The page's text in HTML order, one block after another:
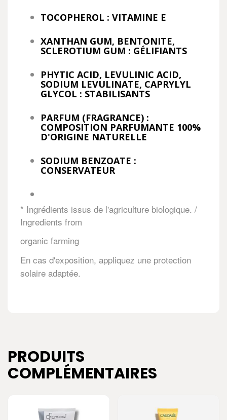
TOCOPHEROL : VITAMINE E
XANTHAN GUM, BENTONITE,
SCLEROTIUM GUM : GÉLIFIANTS
PHYTIC ACID, LEVULINIC ACID,
SODIUM LEVULINATE, CAPRYLYL
GLYCOL : STABILISANTS
PARFUM (FRAGRANCE) :
COMPOSITION PARFUMANTE 100%
D'ORIGINE NATURELLE
SODIUM BENZOATE :
CONSERVATEUR
* Ingrédients issus de l'agriculture biologique. /
Ingredients from
organic farming
En cas d'exposition, appliquez une protection
solaire adaptée.
PRODUITS
COMPLÉMENTAIRES